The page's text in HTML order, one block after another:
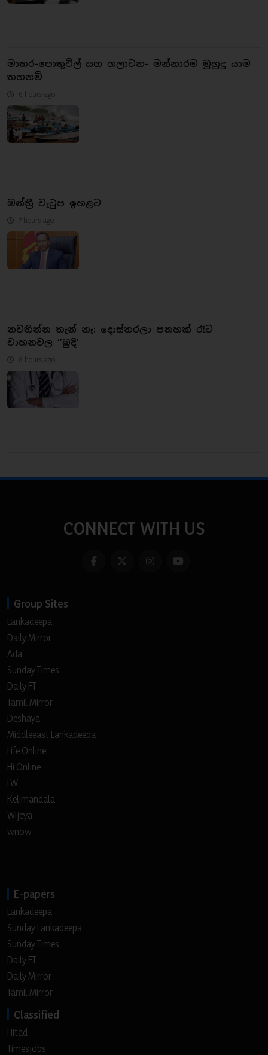
මාතර-පොතුවිල් සහ හලාවත- මන්නාරම මුහුදු යාම
තහනම්
6 hours ago
මන්ත්‍රී වැටුප ඉහළට
7 hours ago
නවතින්න තැන් නෑ: දොස්තරලා පනහක් රෑට
වාහනවල ’’බුදි’
8 hours ago
CONNECT WITH US
Group Sites
Lankadeepa
Daily Mirror
Ada
Sunday Times
Daily FT
Tamil Mirror
Deshaya
Middleeast Lankadeepa
Life Online
Hi Online
LW
Kelimandala
Wijeya
wnow
E-papers
Lankadeepa
Sunday Lankadeepa
Sunday Times
Daily FT
Daily Mirror
Tamil Mirror
Classified
Hitad
Timesjobs